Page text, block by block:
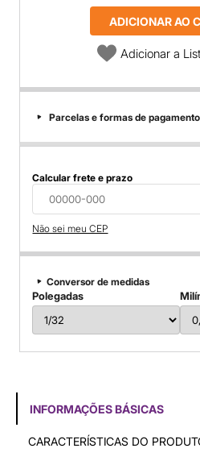
ADICIONAR AO
Adicionar a
Parcelas e formas de pagamento
Calcular frete e prazo
Não sei meu CEP
Conversor de medidas
Polegadas
INFORMAÇÕES BÁSICAS
CARACTERÍSTICAS DO